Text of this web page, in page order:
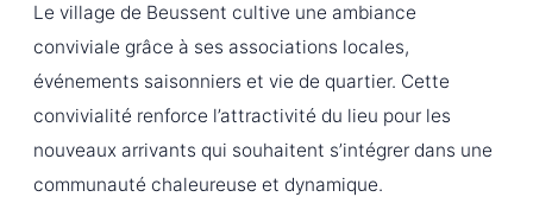
Le village de Beussent cultive une ambiance
conviviale grâce à ses associations locales,
événements saisonniers et vie de quartier. Cette
convivialité renforce l’attractivité du lieu pour les
nouveaux arrivants qui souhaitent s’intégrer dans une
communauté chaleureuse et dynamique.